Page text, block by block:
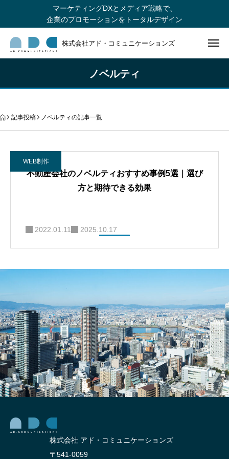
マーケティングDXとメディア戦略で、
企業のプロモーションをトータルデザイン
株式会社アド・コミュニケーションズ
ノベルティ
記事投稿 ノベルティの記事一覧
WEB制作
不動産会社のノベルティおすすめ事例5選｜選び
方と期待できる効果
2022.01.11 2025.10.17
株式会社 アド・コミュニケーションズ
〒541-0059